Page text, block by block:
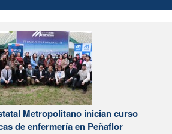
Metropolitano inician curso
de enfermería en Peñaflor